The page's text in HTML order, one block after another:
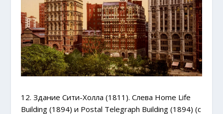
12. Здание Сити-Холла (1811). Слева Home Life
Building (1894) и Postal Telegraph Building (1894) (с